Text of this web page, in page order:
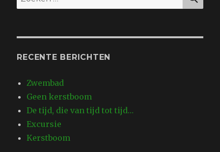
naar:
RECENTE BERICHTEN
Zwembad
Geen kerstboom
De tijd, die van tijd tot tijd…
Excursie
Kerstboom